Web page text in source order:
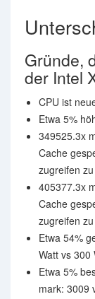
Gründe,
der Intel
CPU ist
Etwa 5%
349525.3x
Cache
zugreifen
405377.3x
Cache
zugreifen
Etwa 54%
Watt vs 300
Etwa 5%
mark: 3009